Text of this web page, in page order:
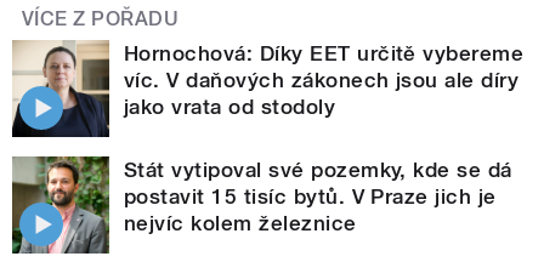
VÍCE Z POŘADU
Hornochová: Díky EET určitě vybereme
víc. V daňových zákonech jsou ale díry
jako vrata od stodoly
Stát vytipoval své pozemky, kde se dá
postavit 15 tisíc bytů. V Praze jich je
nejvíc kolem železnice